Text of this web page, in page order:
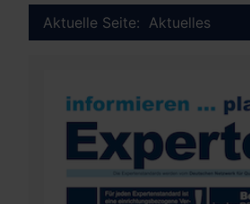
Aktuelle Seite: Aktuelles